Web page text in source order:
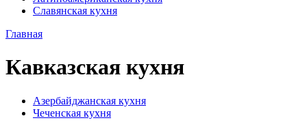
Славянская кухня
Главная
Кавказская кухня
Азербайджанская кухня
Чеченская кухня